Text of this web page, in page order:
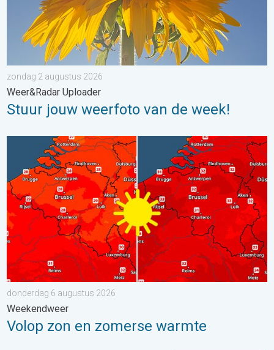
zondag 2 augustus 2026
Weer&Radar Uploader
Stuur jouw weerfoto van de week!
Volop zon en zomerse warmte. Weekendweer. . . donderdag
donderdag 6 augustus 2026
Weekendweer
Volop zon en zomerse warmte